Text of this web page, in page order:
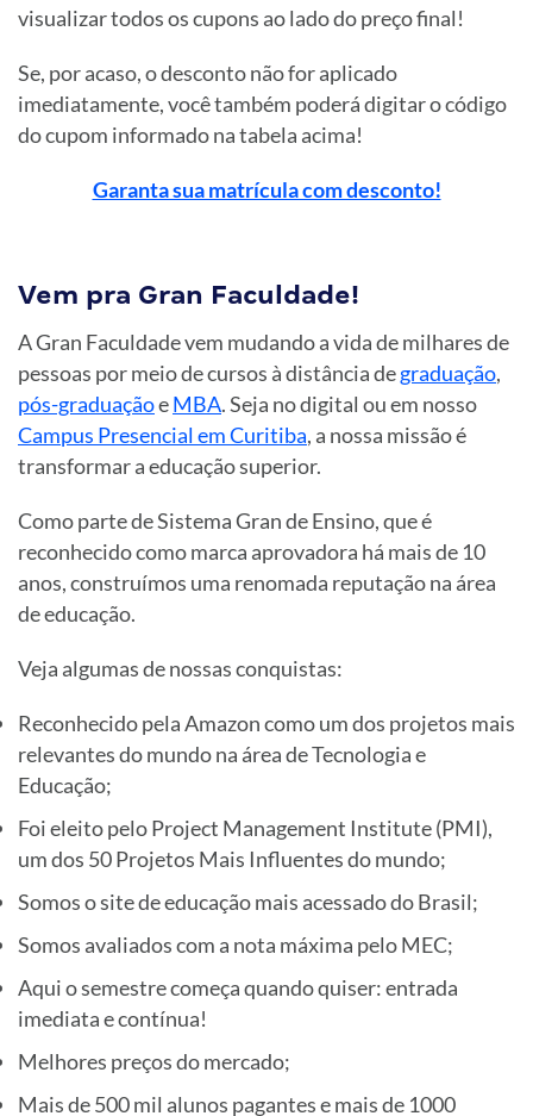
visualizar todos os cupons ao lado do preço final!
Se, por acaso, o desconto não for aplicado
imediatamente, você também poderá digitar o código
do cupom informado na tabela acima!
Garanta sua matrícula com desconto!
Vem pra Gran Faculdade!
A Gran Faculdade vem mudando a vida de milhares de
pessoas por meio de cursos à distância degraduação,
pós-graduaçãoeMBA. Seja no digital ou em nosso
Campus Presencial em Curitiba, a nossa missão é
transformar a educação superior.
Como parte de Sistema Gran de Ensino, que é
reconhecido como marca aprovadora há mais de 10
anos, construímos uma renomada reputação na área
de educação.
Veja algumas de nossas conquistas:
Reconhecido pela Amazon como um dos projetos mais
relevantes do mundo na área de Tecnologia e
Educação;
Foi eleito pelo Project Management Institute (PMI),
um dos 50 Projetos Mais Influentes do mundo;
Somos o site de educação mais acessado do Brasil;
Somos avaliados com a nota máxima pelo MEC;
Aqui o semestre começa quando quiser: entrada
imediata e contínua!
Melhores preços do mercado;
Mais de 500 mil alunos pagantes e mais de 1000